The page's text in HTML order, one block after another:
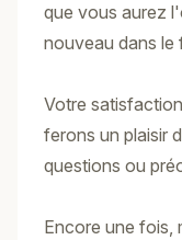
que vous aurez
nouveau dans le
Votre
ferons un plaisir
questions ou
Encore une fois,